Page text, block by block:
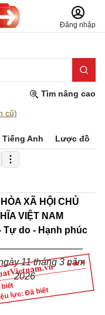
Đăng nhập
Tìm nâng cao
cũ)
Tiếng Anh Lược đồ
lực: Đã biết
XÃ HỘI CHỦ
VIỆT NAM
Tự do - Hạnh phúc
11 tháng 3 năm
2026